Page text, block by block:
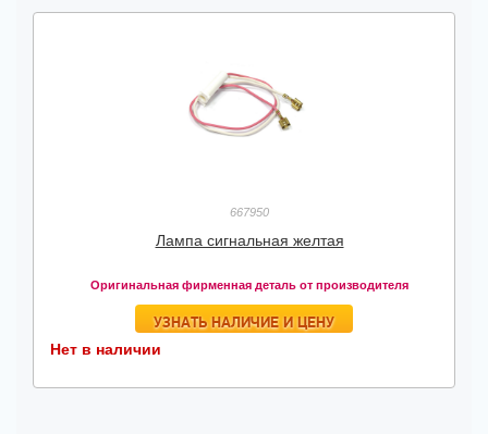
667950
Лампа сигнальная желтая
Оригинальная фирменная деталь от производителя
УЗНАТЬ НАЛИЧИЕ И ЦЕНУ
Нет в наличии